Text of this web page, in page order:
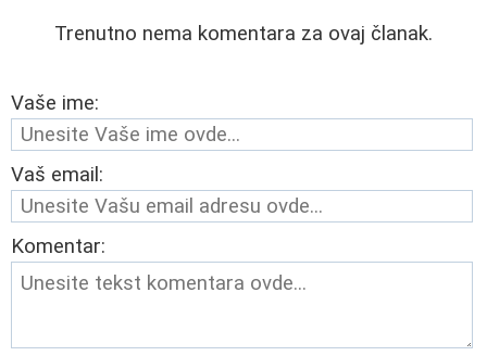
Trenutno nema komentara za ovaj članak.
Vaše ime:
Vaš email:
Komentar: